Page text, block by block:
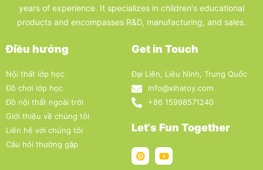
years of experience. It specializes in children's educational
products and encompasses R&D, manufacturing, and sales.
Điều hướng
Nội thất lớp học
Đồ chơi lớp học
Đồ nội thất ngoài trời
Giới thiệu về chúng tôi
Liên hệ với chúng tôi
Câu hỏi thường gặp
Get in Touch
Đại Liên, Liêu Ninh, Trung Quốc
info@xihatoy.com
+86 15998571240
Let‘s Fun Together